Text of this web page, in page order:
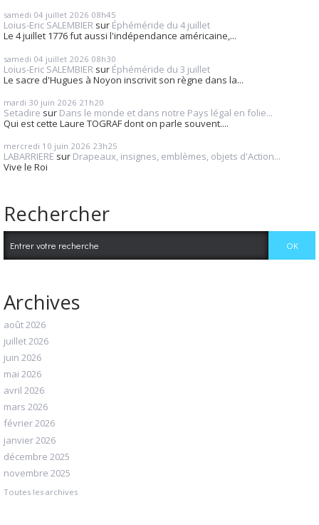
samedi 04 juillet 2026 08h45
Loius-Eric SALEMBIER sur Éphéméride du 4 juillet
Le 4 juillet 1776 fut aussi l'indépendance américaine,...
samedi 04 juillet 2026 08h30
Loius-Eric SALEMBIER sur Éphéméride du 3 juillet
Le sacre d'Hugues à Noyon inscrivit son règne dans la...
mardi 30 juin 2026 21h20
Setadire sur Dans le monde et dans notre Pays légal en folie...
Qui est cette Laure TOGRAF dont on parle souvent....
mercredi 10 juin 2026 23h25
LABARRIERE sur Drapeaux, insignes, emblèmes, objets d'Action...
Vive le Roi
Rechercher
Archives
août 2026
juillet 2026
juin 2026
mai 2026
avril 2026
mars 2026
février 2026
janvier 2026
décembre 2025
novembre 2025
Toutes les archives